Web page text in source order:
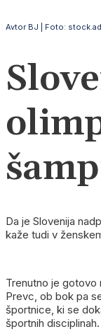
Avtor BJ | Foto:
Da je Slovenija
kaže tudi v
Trenutno je gotovo
Prevc, ob bok pa
športnice, ki se
športnih disciplinah.